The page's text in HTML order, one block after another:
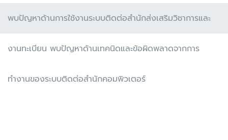
พบปัญหาด้านการใช้งานระบบติดต่อสำนักส่งเสริมวิชาการและ
งานทะเบียน พบปัญหาด้านเทคนิดและข้อผิดพลาดจากการ
ทำงานของระบบติดต่อสำนักคอมพิวเตอร์